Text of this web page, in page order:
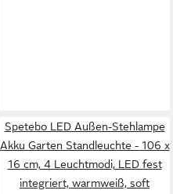
Spetebo LED Außen-Stehlampe
Akku Garten Standleuchte - 106 x
16 cm, 4 Leuchtmodi, LED fest
integriert, warmweiß, soft